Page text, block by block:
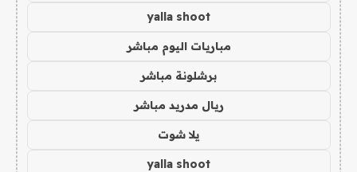
yalla shoot
مباريات اليوم مباشر
برشلونة مباشر
ريال مدريد مباشر
يلا شوت
yalla shoot